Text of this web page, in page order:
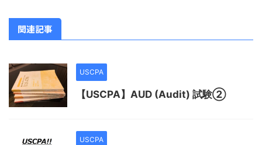
関連記事
USCPA
【USCPA】AUD (Audit) 試験②
USCPA